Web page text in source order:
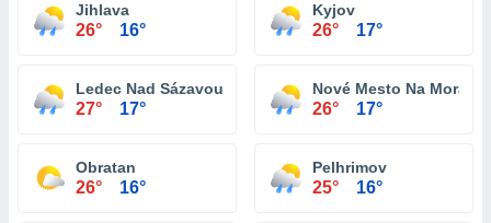
Jihlava
26° 16°
Kyjov
26° 17°
Ledec Nad Sázavou
27° 17°
Nové Mesto Na Morave
26° 17°
Obratan
26° 16°
Pelhrimov
25° 16°